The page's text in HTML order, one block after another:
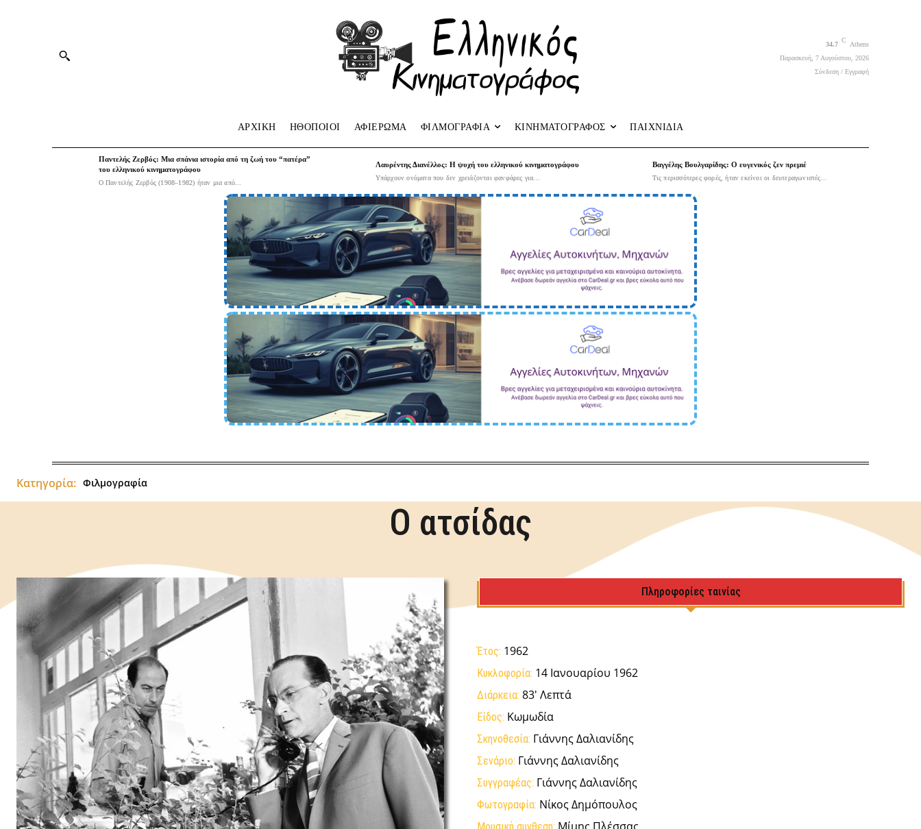
34.7
C
Athens
Παρασκευή, 7 Αυγούστου, 2026
Σύνδεση / Εγγραφή
ΑΡΧΙΚΗ HΘΟΠΟΙΟΙ ΑΦΙΕΡΩΜΑ ΦΙΛΜΟΓΡΑΦΙΑ ΚΙΝΗΜΑΤΟΓΡΑΦΟΣ ΠΑΙΧΝΙΔΙΑ
Παντελής Ζερβός: Μια σπάνια ιστορία από τη ζωή του “πατέρα”
του ελληνικού κινηματογράφου
Ο Παντελής Ζερβός (1908–1982) ήταν μια από...
Λαυρέντης Διανέλλος: Η ψυχή του ελληνικού κινηματογράφου
Υπάρχουν ονόματα που δεν χρειάζονται φανφάρες για...
Βαγγέλης Βουλγαρίδης: Ο ευγενικός ζεν πρεμιέ
Τις περισσότερες φορές, ήταν εκείνοι οι δευτεραγωνιστές...
Κατηγορία: Φιλμογραφία
Ο ατσίδας
Πληροφορίες ταινίας
Έτος: 1962
Κυκλοφορία: 14 Ιανουαρίου 1962
Διάρκεια: 83' Λεπτά
Είδος: Κωμωδία
Σκηνοθεσία: Γιάννης Δαλιανίδης
Σενάριο: Γιάννης Δαλιανίδης
Συγγραφέας: Γιάννης Δαλιανίδης
Φωτογραφία: Νίκος Δημόπουλος